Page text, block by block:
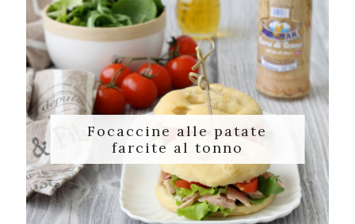
Focaccine alle patate
farcite al tonno